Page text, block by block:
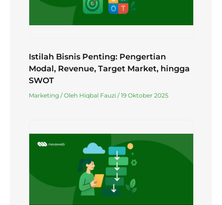
Istilah Bisnis Penting: Pengertian
Modal, Revenue, Target Market, hingga
SWOT
Marketing / Oleh Hiqbal Fauzi /19 Oktober 2025